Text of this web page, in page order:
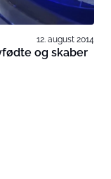
12. august 2014
og skaber